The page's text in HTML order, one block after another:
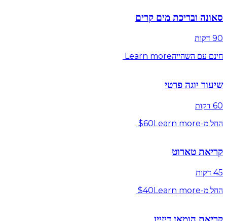
סאונה ובריכת מים קרים
90 דקות
חינם עם השהייהLearn more
שיעור יוגה פרטי
60 דקות
החל מ-$60Learn more
קריאת טארוט
45 דקות
החל מ-$40Learn more